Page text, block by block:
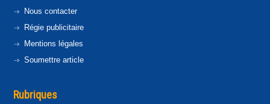
Nous contacter
Régie publicitaire
Mentions légales
Soumettre article
Rubriques